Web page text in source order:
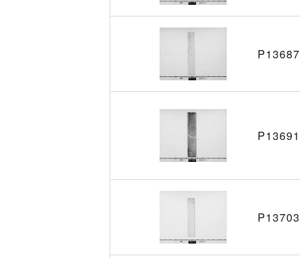
P13687
P13691
P13703